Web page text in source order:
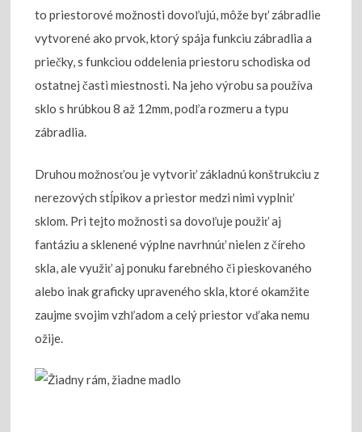
to priestorové možnosti dovoľujú, môže byť zábradlie
vytvorené ako prvok, ktorý spája funkciu zábradlia a
priečky, s funkciou oddelenia priestoru schodiska od
ostatnej časti miestnosti. Na jeho výrobu sa používa
sklo s hrúbkou 8 až 12mm, podľa rozmeru a typu
zábradlia.
Druhou možnosťou je vytvoriť základnú konštrukciu z
nerezových stĺpikov a priestor medzi nimi vyplniť
sklom. Pri tejto možnosti sa dovoľuje použiť aj
fantáziu a sklenené výplne navrhnúť nielen z číreho
skla, ale využiť aj ponuku farebného či pieskovaného
alebo inak graficky upraveného skla, ktoré okamžite
zaujme svojim vzhľadom a celý priestor vďaka nemu
ožije.